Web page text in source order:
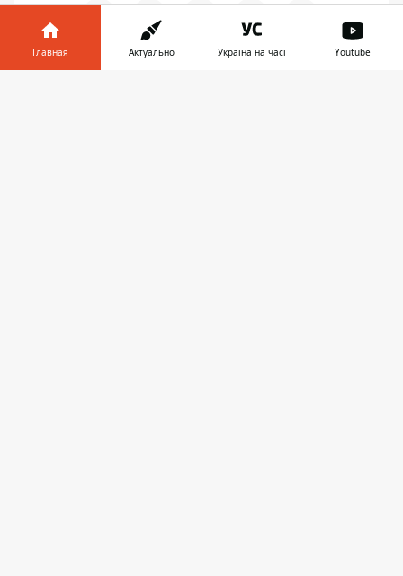
👍 ♥ 😆
Главная Актуально Україна на часі Youtube